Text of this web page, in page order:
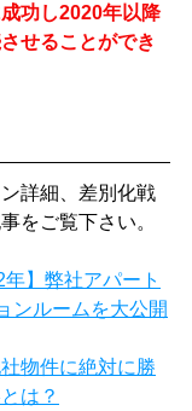
功し2020年以降
せることができ
詳細、差別化戦
をご覧下さい。
年】弊社アパート
ンルームを大公開
物件に絶対に勝
は？